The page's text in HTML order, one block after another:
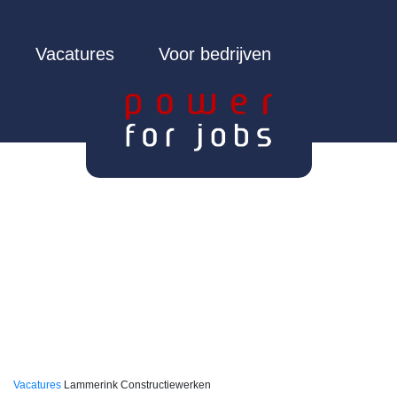
Vacatures Voor bedrijven
Vacatures Lammerink Constructiewerken